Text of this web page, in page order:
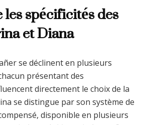
spécificités des
et Diana
se déclinent en plusieurs
présentant des
directement le choix de la
se distingue par son système de
disponible en plusieurs